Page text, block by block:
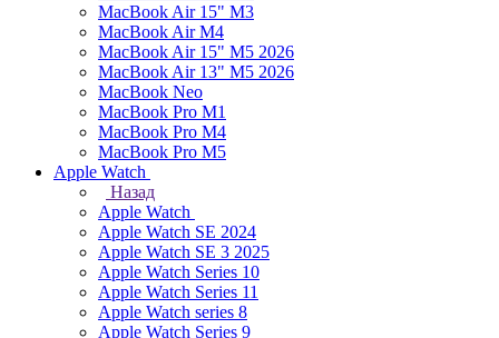
MacBook Air 15" M3
MacBook Air M4
MacBook Air 15" М5 2026
MacBook Air 13" М5 2026
MacBook Neo
MacBook Pro M1
MacBook Pro M4
MacBook Pro M5
Apple Watch
Назад
Apple Watch
Apple Watch SE 2024
Apple Watch SE 3 2025
Apple Watch Series 10
Apple Watch Series 11
Apple Watch series 8
Apple Watch Series 9